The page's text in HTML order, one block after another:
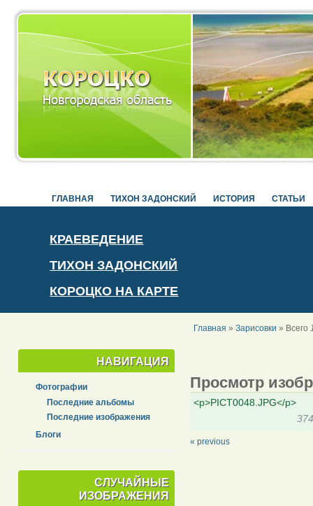
ГЛАВНАЯ ТИХОН ЗАДОНСКИЙ ИСТОРИЯ СТАТЬИ
КРАЕВЕДЕНИЕ
ТИХОН ЗАДОНСКИЙ
КОРОЦКО НА КАРТЕ
Главная »Зарисовки » Всего
НАВИГАЦИЯ
Фотографии
Последние альбомы
Последние изображения
Блоги
СЛУЧАЙНЫЕ
ИЗОБРАЖЕНИЯ
Просмотр
<p>PICT0048.JPG</p>
« previous